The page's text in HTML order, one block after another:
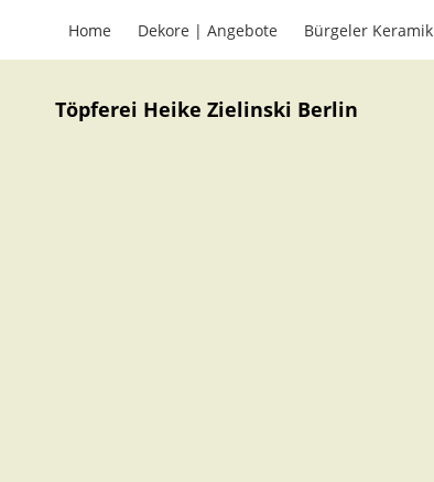
Home Dekore | Angebote Bürgeler Keramik
Töpferei Heike Zielinski Berlin